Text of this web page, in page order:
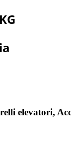
elevatori,